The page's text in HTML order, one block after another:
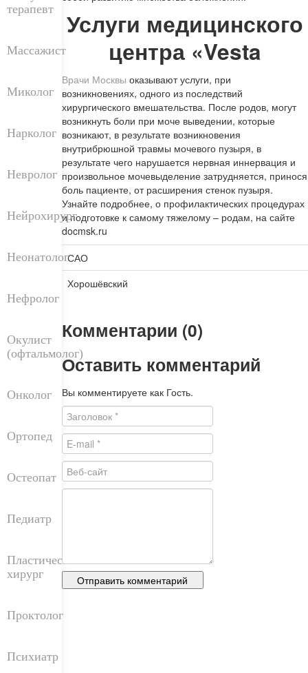
Услуги медицинского
центра «Vesta
Врачи Москвы оказывают услуги, при
возникновениях, одного из последствий
хирургического вмешательства. После родов, могут
возникнуть боли при моче выведении, которые
возникают, в результате возникновения
внутрибрюшной травмы мочевого пузыря, в
результате чего нарушается нервная иннервация и
произвольное мочевыделение затрудняется, принося
боль пациенте, от расширения стенок пузыря.
Узнайте подробнее, о профилактических процедурах
и подготовке к самому тяжелому – родам, на сайте
docmsk.ru
САО
Хорошёвский
Комментарии (0)
Оставить комментарий
Вы комментируете как Гость.
терапевт
Массажист
Миколог
Нарколог
Невролог
Нейрохирург
Неонатолог
Нефролог
Окулист
(офтальмолог)
Онколог
Ортопед
Остеопат
Педиатр
Пластический
хирург
Проктолог
Психиатр